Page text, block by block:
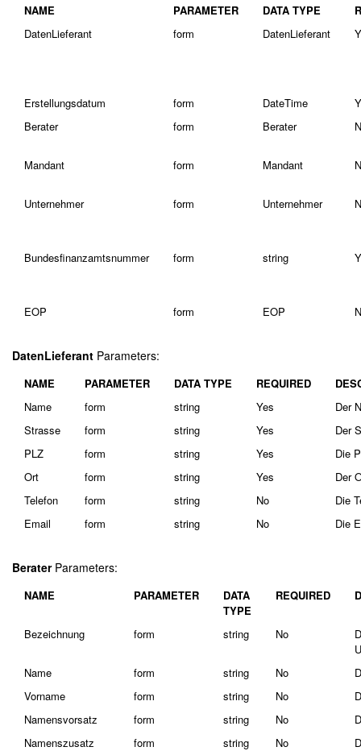
NAME PARAMETER DATA TYPE
DatenLieferant
form DatenLieferant
Erstellungsdatum form DateTime
Berater
form Berater
Mandant form Mandant
Unternehmer form Unternehmer
Bundesfinanzamtsnummer form string
EOP form EOP
DatenLieferant Parameters:
NAME PARAMETER DATA TYPE REQUIRED
Name
form string Yes
Der
Strasse
form string Yes
Der
PLZ
form string Yes
Die
Ort
form string Yes
Der
Telefon
form string No
Die
Email
form string No Die
BeraterParameters:
NAME PARAMETER
DATA
TYPE
REQUIRED
Bezeichnung form string No
Name
form string No
Vorname
form string No
Namensvorsatz
form string No
Namenszusatz
form string No